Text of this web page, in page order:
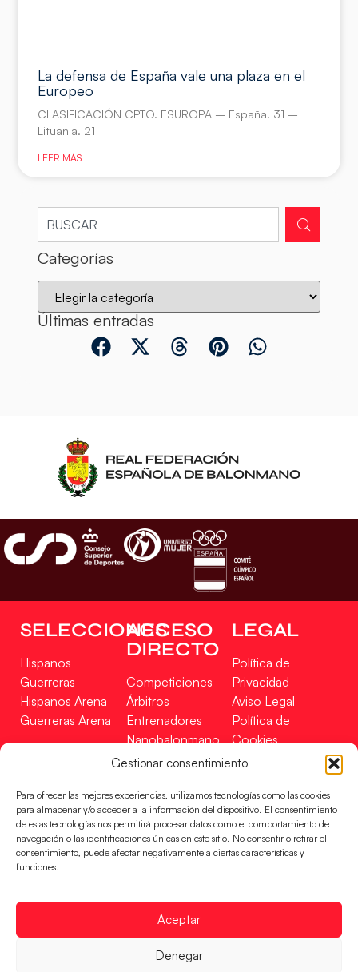
Gestionar consentimiento
Para ofrecer las mejores experiencias, utilizamos tecnologías como las cookies
para almacenar y/o acceder a la información del dispositivo. El consentimiento
de estas tecnologías nos permitirá procesar datos como el comportamiento de
navegación o las identificaciones únicas en este sitio. No consentir o retirar el
consentimiento, puede afectar negativamente a ciertas características y
funciones.
Aceptar
Denegar
La defensa de España vale una plaza en el
Europeo
CLASIFICACIÓN CPTO. ESUROPA – España. 31 –
Lituania. 21
LEER MÁS
Categorías
Últimas entradas
SELECCIONES
Hispanos
Guerreras
Hispanos Arena
Guerreras Arena
ACCESO
DIRECTO
Competiciones
Árbitros
Entrenadores
Nanobalonmano
Tienda
LEGAL
Política de
Privacidad
Aviso Legal
Política de
Cookies
Mapa Web
Incidencias
CONTACTO
EN
FINANCIADO
RFEBM © 2024. Todos los derechos reservados –